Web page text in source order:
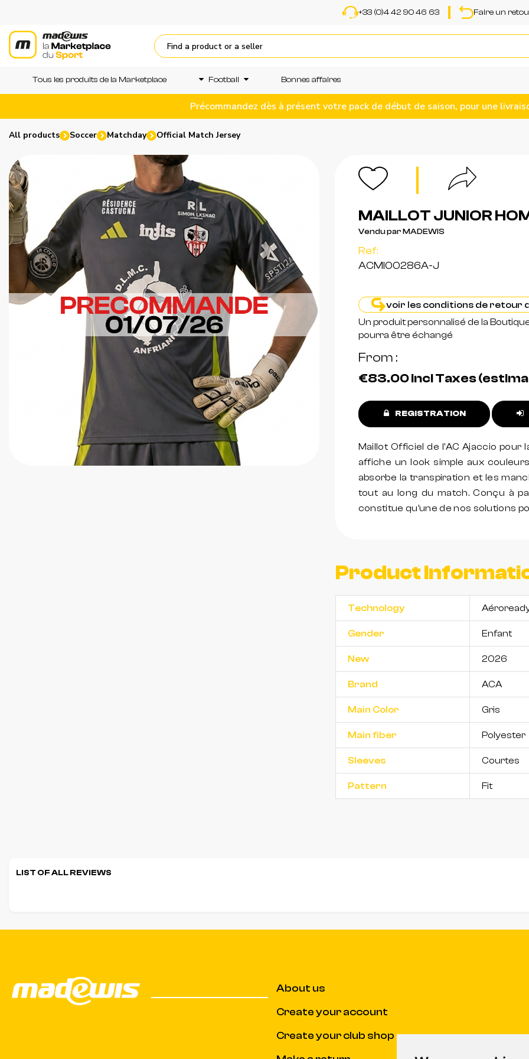
+33 (0)4 42 90 46 63 Faire un
Tous les produits de la Marketplace Football Bonnes affaires
Précommandez dès à présent votre pack de début de saison, pour une
All products Soccer Matchday Official Match Jersey
MAILLOT JUNIOR
Vendu par MADEWIS
Ref:
ACMI00286A-J
voir les conditions de retour
Un produit personnalisé de la
pourra être échangé
From
€83.00incl Taxes
REGISTRATION
Maillot Officiel de l'AC Ajaccio pour
affiche un look simple aux
absorbe la transpiration et les
tout au long du match. Conçu à
constitue qu'une de nos solutions
Product
Technology
Gender Enfant
New 2026
Brand ACA
Main Color Gris
Main fiber Polyester
Sleeves Courtes
Pattern Fit
LIST OF ALL REVIEWS
About us
Create your account
Create your club shop